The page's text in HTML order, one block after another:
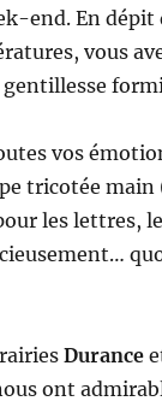
end. En dépit
vous
gentillesse
vos
tricotée main
les lettres,
Durance
ont